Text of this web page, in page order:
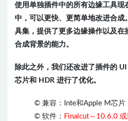
使用单独插件中的所有边缘工具
中，可以更快、更简单地改进合成
具集，提供了更多边缘操作以及在
合成背景的能力。
除此之外，我们还改进了插件的
芯片和 HDR 进行了优化。
© 兼容：Inte和Apple M芯片
© 软件： Finalcut～10.6.0